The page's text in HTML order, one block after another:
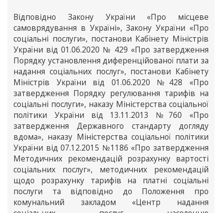
Відповідно Закону України «Про місцеве
самоврядування в Україні», Закону України «Про
соціальні послуги», постанови Кабінету Міністрів
України від 01.06.2020 № 429 «Про затвердження
Порядку установлення диференційованої плати за
надання соціальних послуг», постанови Кабінету
Міністрів України від 01.06.2020 №428 «Про
затвердження Порядку регулювання тарифів на
соціальні послуги», наказу Міністерства соціальної
політики України від 13.11.2013 №760 «Про
затвердження Державного стандарту догляду
вдома», наказу Міністерства соціальної політики
України від 07.12.2015 №1186 «Про затвердження
Методичних рекомендацій розрахунку вартості
соціальних послуг», методичних рекомендацій
щодо розрахунку тарифів на платні соціальні
послуги та відповідно до Положення про
комунальний закладом «Центр надання